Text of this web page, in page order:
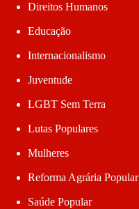
Direitos Humanos
Educação
Internacionalismo
Juventude
LGBT Sem Terra
Lutas Populares
Mulheres
Reforma Agrária Popular
Saúde Popular